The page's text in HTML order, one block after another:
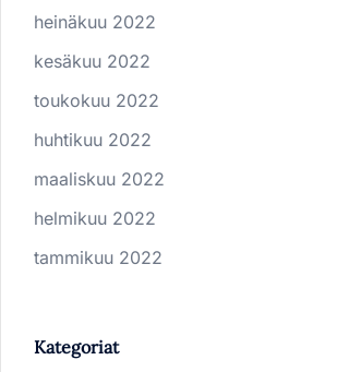
heinäkuu 2022
kesäkuu 2022
toukokuu 2022
huhtikuu 2022
maaliskuu 2022
helmikuu 2022
tammikuu 2022
Kategoriat